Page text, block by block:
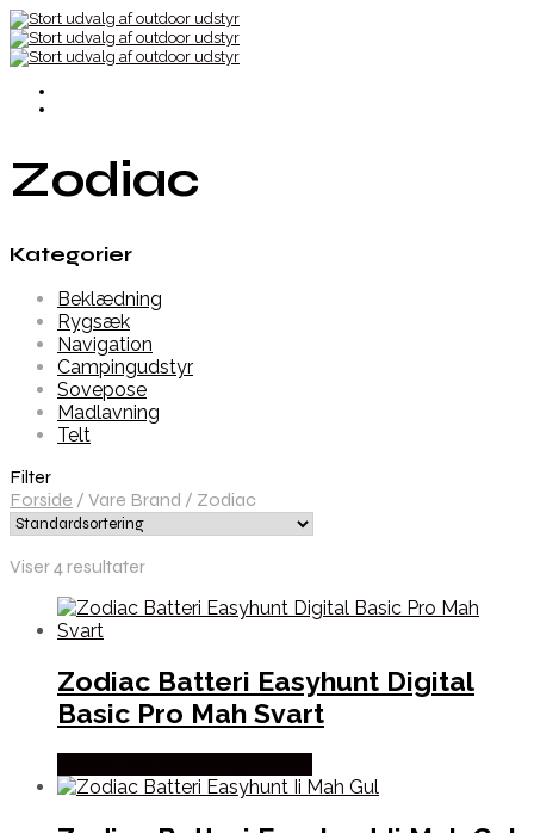
Zodiac
Kategorier
Beklædning
Rygsæk
Navigation
Campingudstyr
Sovepose
Madlavning
Telt
Filter
Forside / Vare Brand / Zodiac
Viser 4 resultater
Zodiac Batteri Easyhunt Digital
Basic Pro Mah Svart